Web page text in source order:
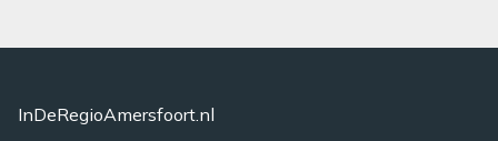
InDeRegioAmersfoort.nl